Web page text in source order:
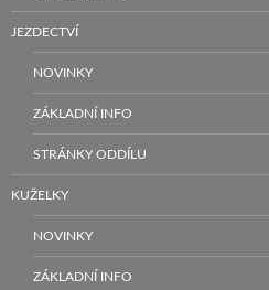
JEZDECTVÍ
NOVINKY
ZÁKLADNÍ INFO
STRÁNKY ODDÍLU
KUŽELKY
NOVINKY
ZÁKLADNÍ INFO